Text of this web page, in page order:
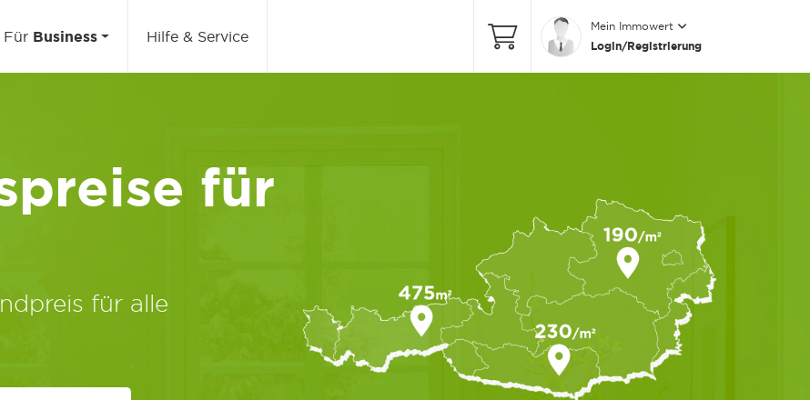
Für Business Hilfe & Service
Mein Immowert
Login/Registrierung
für
für alle